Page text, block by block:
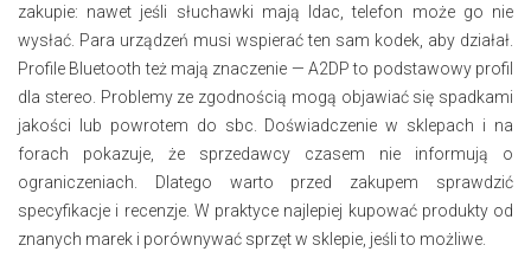
zakupie: nawet jeśli słuchawki mają ldac, telefon może go nie
wysłać. Para urządzeń musi wspierać ten sam kodek, aby działał.
Profile Bluetooth też mają znaczenie — A2DP to podstawowy profil
dla stereo. Problemy ze zgodnością mogą objawiać się spadkami
jakości lub powrotem do sbc. Doświadczenie w sklepach i na
forach pokazuje, że sprzedawcy czasem nie informują o
ograniczeniach. Dlatego warto przed zakupem sprawdzić
specyfikacje i recenzje. W praktyce najlepiej kupować produkty od
znanych marek i porównywać sprzęt w sklepie, jeśli to możliwe.